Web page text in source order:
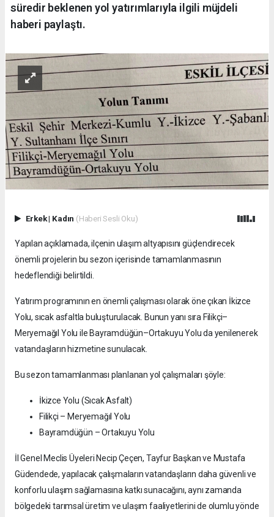
süredir beklenen yol yatırımlarıyla ilgili müjdeli
haberi paylaştı.
Erkek| Kadın (Haberi Sesli Oku)
Yapılan açıklamada, ilçenin ulaşım altyapısını güçlendirecek
önemli projelerin bu sezon içerisinde tamamlanmasının
hedeflendiği belirtildi.
Yatırım programının en önemli çalışması olarak öne çıkan İkizce
Yolu, sıcak asfaltla buluşturulacak. Bunun yanı sıra Filikçi–
Meryemağıl Yolu ile Bayramdüğün–Ortakuyu Yolu da yenilenerek
vatandaşların hizmetine sunulacak.
Bu sezon tamamlanması planlanan yol çalışmaları şöyle:
İkizce Yolu (Sıcak Asfalt)
Filikçi – Meryemağıl Yolu
Bayramdüğün – Ortakuyu Yolu
İl Genel Meclis Üyeleri Necip Çeçen, Tayfur Başkan ve Mustafa
Güdendede, yapılacak çalışmaların vatandaşların daha güvenli ve
konforlu ulaşım sağlamasına katkı sunacağını, aynı zamanda
bölgedeki tarımsal üretim ve ulaşım faaliyetlerini de olumlu yönde